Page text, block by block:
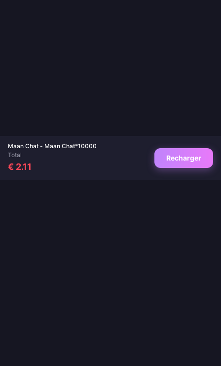
Maan Chat - Maan Chat*10000
Total
€ 2.11
Recharger